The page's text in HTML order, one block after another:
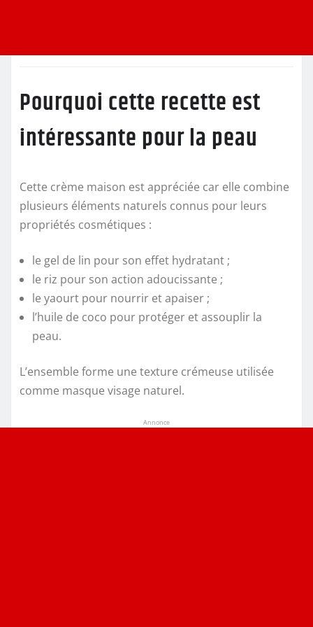
Pourquoi cette recette est
intéressante pour la peau
Cette crème maison est appréciée car elle combine
plusieurs éléments naturels connus pour leurs
propriétés cosmétiques :
le gel de lin pour son effet hydratant ;
le riz pour son action adoucissante ;
le yaourt pour nourrir et apaiser ;
l’huile de coco pour protéger et assouplir la
peau.
L’ensemble forme une texture crémeuse utilisée
comme masque visage naturel.
Annonce